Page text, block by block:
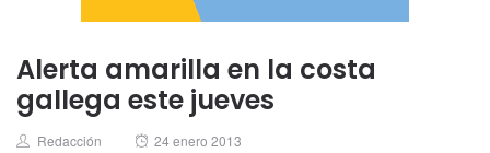
Alerta amarilla en la costa
gallega este jueves
Author
Redacción
Posted
24 enero 2013